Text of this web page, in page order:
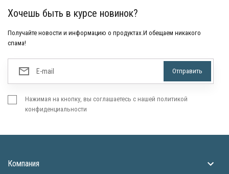
Хочешь быть в курсе новинок?
Получайте новости и информацию о продуктах.И обещаем никакого
спама!
Нажимая на кнопку, вы соглашаетесь с нашей политикой
конфиденциальности
Компания